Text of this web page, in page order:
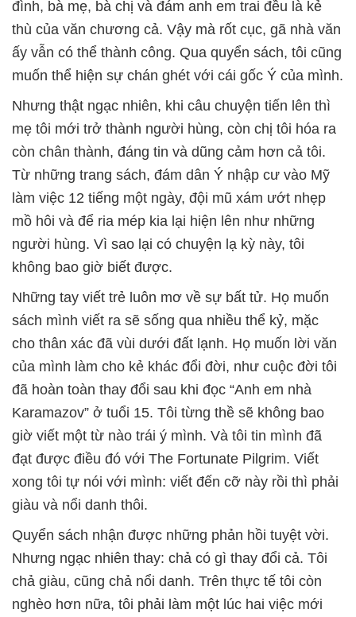
đình, bà mẹ, bà chị và đám anh em trai đều là kẻ
thù của văn chương cả. Vậy mà rốt cục, gã nhà văn
ấy vẫn có thể thành công. Qua quyển sách, tôi cũng
muốn thể hiện sự chán ghét với cái gốc Ý của mình.
Nhưng thật ngạc nhiên, khi câu chuyện tiến lên thì
mẹ tôi mới trở thành người hùng, còn chị tôi hóa ra
còn chân thành, đáng tin và dũng cảm hơn cả tôi.
Từ những trang sách, đám dân Ý nhập cư vào Mỹ
làm việc 12 tiếng một ngày, đội mũ xám ướt nhẹp
mồ hôi và để ria mép kia lại hiện lên như những
người hùng. Vì sao lại có chuyện lạ kỳ này, tôi
không bao giờ biết được.
Những tay viết trẻ luôn mơ về sự bất tử. Họ muốn
sách mình viết ra sẽ sống qua nhiều thể kỷ, mặc
cho thân xác đã vùi dưới đất lạnh. Họ muốn lời văn
của mình làm cho kẻ khác đổi đời, như cuộc đời tôi
đã hoàn toàn thay đổi sau khi đọc “Anh em nhà
Karamazov” ở tuổi 15. Tôi từng thề sẽ không bao
giờ viết một từ nào trái ý mình. Và tôi tin mình đã
đạt được điều đó với The Fortunate Pilgrim. Viết
xong tôi tự nói với mình: viết đến cỡ này rồi thì phải
giàu và nổi danh thôi.
Quyển sách nhận được những phản hồi tuyệt vời.
Nhưng ngạc nhiên thay: chả có gì thay đổi cả. Tôi
chả giàu, cũng chả nổi danh. Trên thực tế tôi còn
nghèo hơn nữa, tôi phải làm một lúc hai việc mới